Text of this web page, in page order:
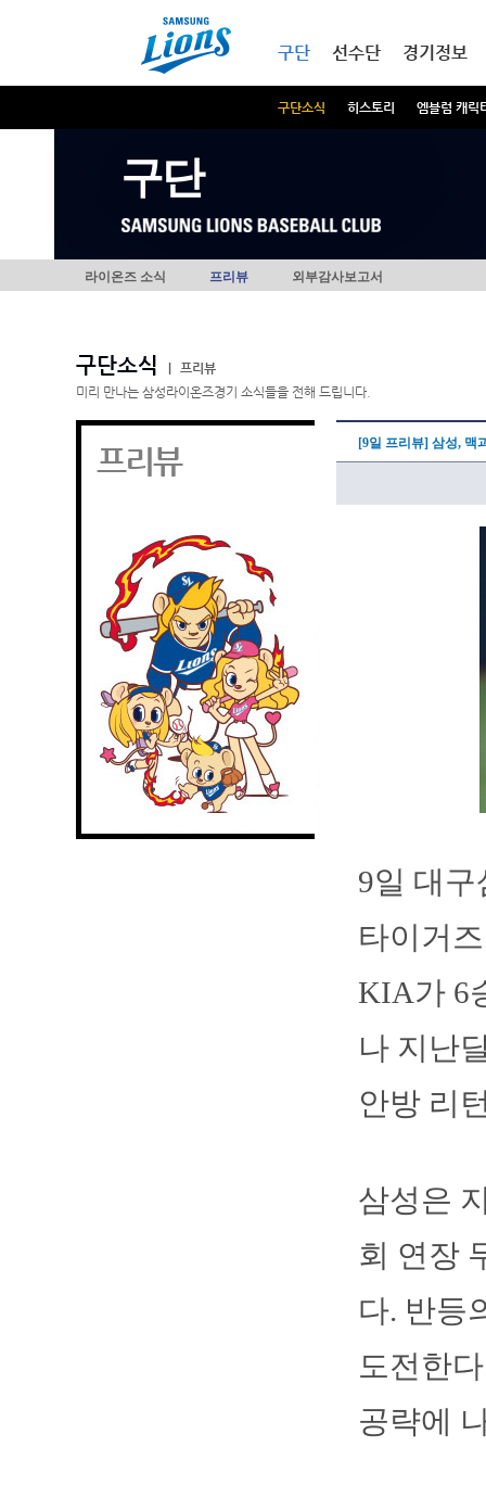
구단
구단소식 히스토리 엠블럼 캐릭
선수단 경기정보
구단
라이온즈 소식 프리뷰 외부감사보고서
구단소식
프리뷰
미리 만나는 삼성라이온즈경기 소식들을 전해 드립니다.
프리뷰 [9일 프리뷰] 삼성, 맥
9일 대
타이거
KIA가 6
나 지난
안방 리
삼성은
회 연장
다. 반등
도전한
공략에